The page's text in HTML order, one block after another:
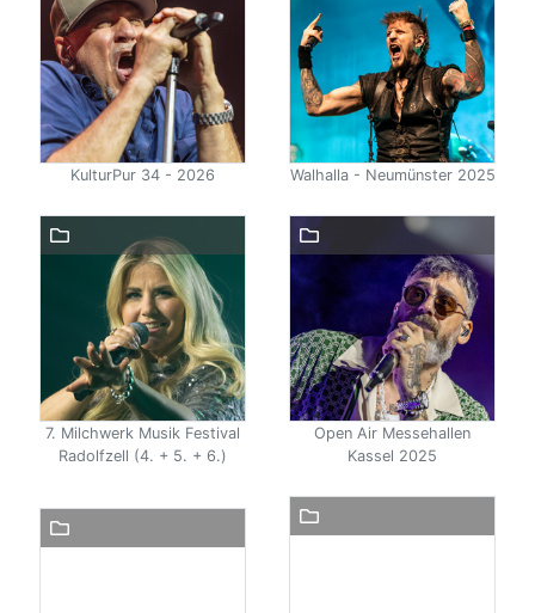
KulturPur 34 - 2026 Walhalla - Neumünster 2025
7. Milchwerk Musik Festival
Radolfzell (4. + 5. + 6.)
Open Air Messehallen
Kassel 2025